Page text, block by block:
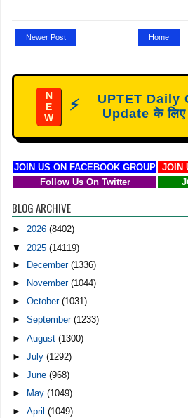
Newer Post Home
N
E
W
⚡
UPTET Daily
Update के लिए
JOIN US ON FACEBOOK GROUP
JOIN
Follow Us On Twitter
BLOG ARCHIVE
►2026(8402)
▼ 2025(14119)
►
December(1336)
►
November(1044)
►October(1031)
►September(1233)
►August(1300)
►July(1292)
►June(968)
►
May(1049)
►April(1049)